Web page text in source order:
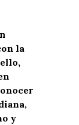
la
y